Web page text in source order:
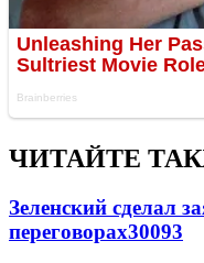
ЧИТАЙТЕ
Зеленский сделал
переговорах30093